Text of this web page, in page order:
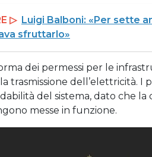
▷ Luigi Balboni: «Per sette
sfruttarlo»
dei permessi per le
trasmissione dell’elettricità. I
del sistema, dato che
messe in funzione.